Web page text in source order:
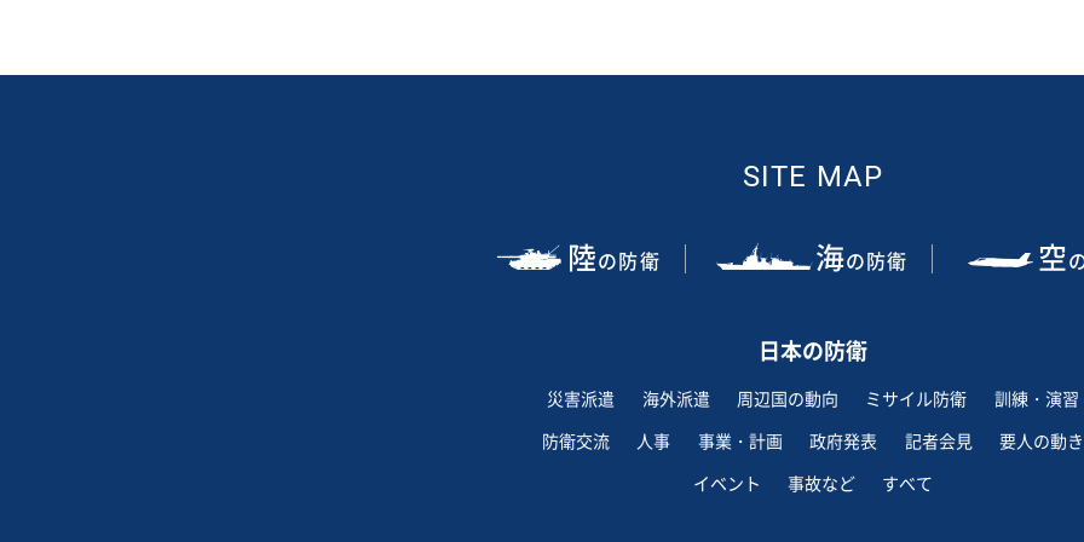
SITE MAP
陸の防衛 海の防衛 空
日本の防衛
災害派遣 海外派遣 周辺国の動向 ミサイル防衛
訓練・演習
防衛交流
人事 事業・計画 政府発表 記者会見
要人の動き
イベント
事故など すべて